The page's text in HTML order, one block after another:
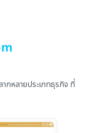
กหลายประเภทธุรกิจ ที่